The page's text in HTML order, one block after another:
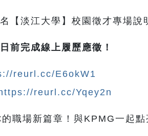
【淡江大學】校園徵才專場說
前完成線上履歷應徵！
reurl.cc/E6okW1
reurl.cc/Yqey2n
職場新篇章！與KPMG一起